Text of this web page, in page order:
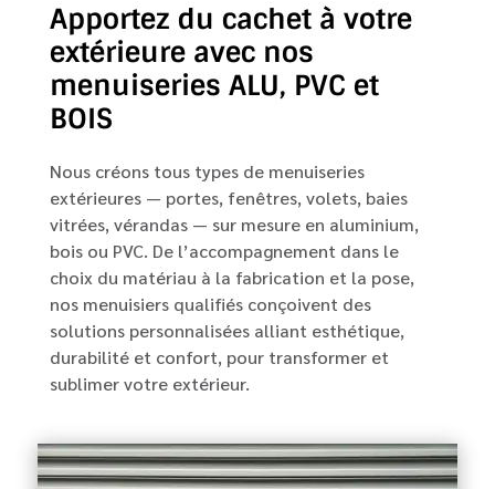
Apportez du cachet à votre
extérieure avec nos
menuiseries ALU, PVC et
BOIS
Nous créons tous types de menuiseries
extérieures — portes, fenêtres, volets, baies
vitrées, vérandas — sur mesure en aluminium,
bois ou PVC. De l’accompagnement dans le
choix du matériau à la fabrication et la pose,
nos menuisiers qualifiés conçoivent des
solutions personnalisées alliant esthétique,
durabilité et confort, pour transformer et
sublimer votre extérieur.